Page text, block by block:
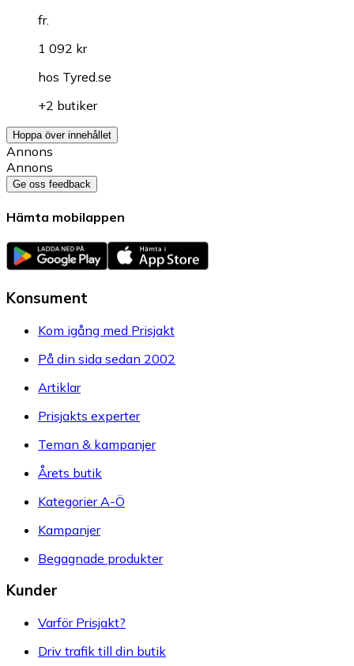
fr.
1 092 kr
hos Tyred.se
+2 butiker
Hoppa över innehållet
Annons
Annons
Ge oss feedback
Hämta mobilappen
Konsument
Kom igång med Prisjakt
På din sida sedan 2002
Artiklar
Prisjakts experter
Teman & kampanjer
Årets butik
Kategorier A-Ö
Kampanjer
Begagnade produkter
Kunder
Varför Prisjakt?
Driv trafik till din butik